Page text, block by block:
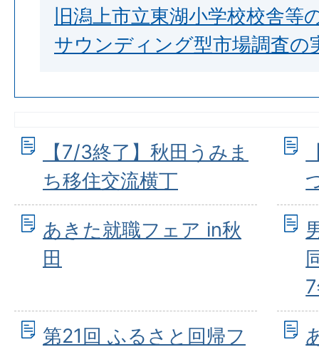
旧潟上市立東湖小学校校舎等
サウンディング型市場調査の
【7/3終了】秋田うみま
ち移住交流横丁
あきた就職フェア in秋
田
第21回 ふるさと回帰フ